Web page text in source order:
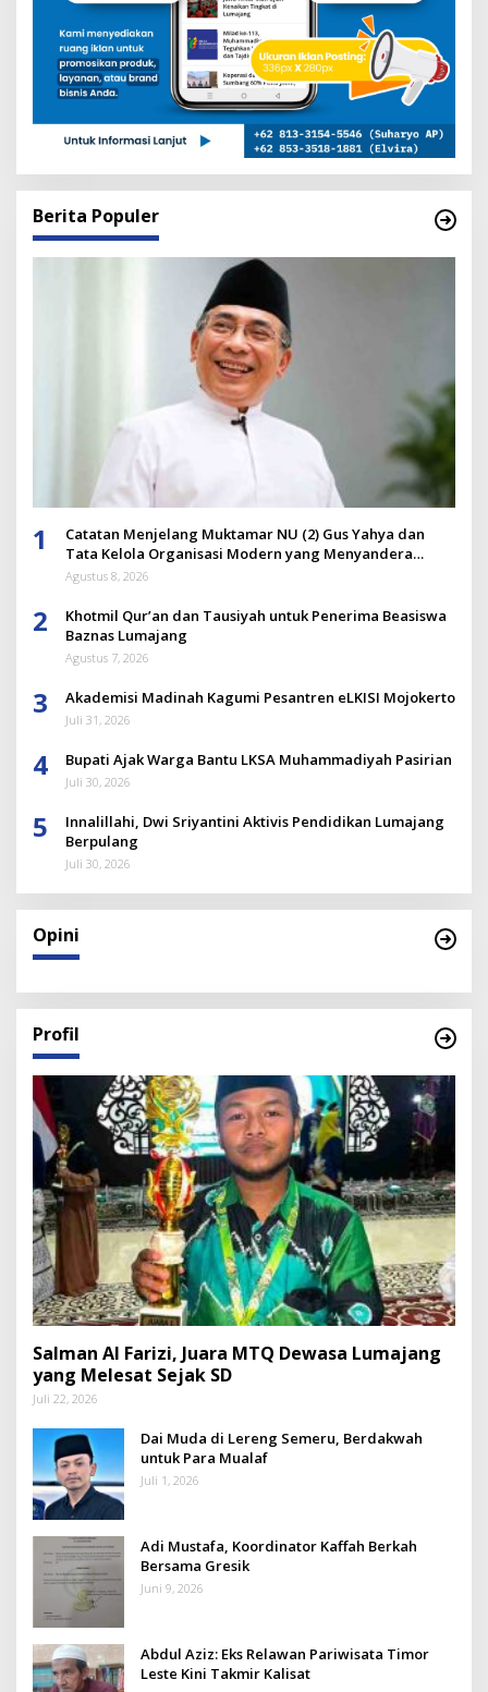
Berita Populer
1
Catatan Menjelang Muktamar NU (2) Gus Yahya dan
Tata Kelola Organisasi Modern yang Menyandera
Dirinya
Agustus 8, 2026
2
Khotmil Qur’an dan Tausiyah untuk Penerima Beasiswa
Baznas Lumajang
Agustus 7, 2026
3 Akademisi Madinah Kagumi Pesantren eLKISI Mojokerto
Juli 31, 2026
4 Bupati Ajak Warga Bantu LKSA Muhammadiyah Pasirian
Juli 30, 2026
5
Innalillahi, Dwi Sriyantini Aktivis Pendidikan Lumajang
Berpulang
Juli 30, 2026
Opini
Profil
Salman Al Farizi, Juara MTQ Dewasa Lumajang
yang Melesat Sejak SD
Juli 22, 2026
Dai Muda di Lereng Semeru, Berdakwah
untuk Para Mualaf
Juli 1, 2026
Adi Mustafa, Koordinator Kaffah Berkah
Bersama Gresik
Juni 9, 2026
Abdul Aziz: Eks Relawan Pariwisata Timor
Leste Kini Takmir Kalisat